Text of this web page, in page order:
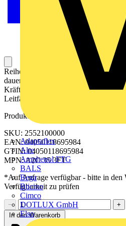
Adaptaflex
Alre
Amphenol FTG
BALS
Bega
Bticino
Cimco
DOTLUX GmbH
Elso
Reihenklemme zum Anschließen
dauerhaft sicherem Kontakt.
Kräften stand, Zinn-beschichtetes
Leitfähigkeit.
Produktkennzeichen
SKU: 2552100000
EAN: 04050118695984
GTIN: 04050118695984
MPN: A2C 35 3FT
*Auf Anfrage verfügbar - bitte in den
Verfügbarkeit zu prüfen
−
+
In den Warenkorb